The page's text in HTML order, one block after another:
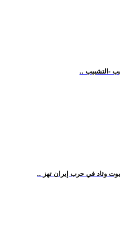
وثاد في حرب إيران تهز